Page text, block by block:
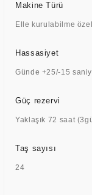
Makine Türü
Elle kurulabilme
Hassasiyet
Günde +25/-15
Güç rezervi
Yaklaşık 72 saat
Taş sayısı
24